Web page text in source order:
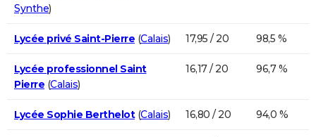
Synthe)
Lycée privé Saint-Pierre (Calais) 17,95 / 20 98,5 %
Lycée professionnel Saint
Pierre (Calais)
16,17 / 20 96,7 %
Lycée Sophie Berthelot(Calais) 16,80 / 20 94,0 %